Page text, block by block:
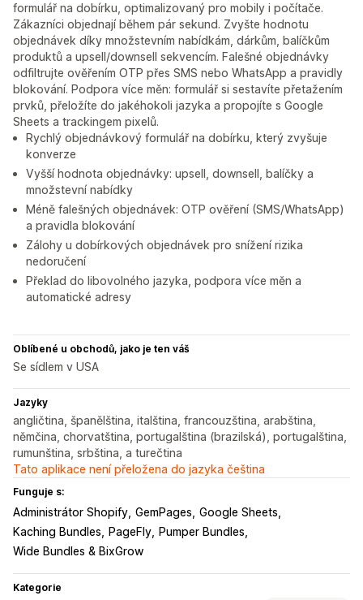
formulář na dobírku, optimalizovaný pro mobily i počítače.
Zákazníci objednají během pár sekund. Zvyšte hodnotu
objednávek díky množstevním nabídkám, dárkům, balíčkům
produktů a upsell/downsell sekvencím. Falešné objednávky
odfiltrujte ověřením OTP přes SMS nebo WhatsApp a pravidly
blokování. Podpora více měn: formulář si sestavíte přetažením
prvků, přeložíte do jakéhokoli jazyka a propojíte s Google
Sheets a trackingem pixelů.
Rychlý objednávkový formulář na dobírku, který zvyšuje
konverze
Vyšší hodnota objednávky: upsell, downsell, balíčky a
množstevní nabídky
Méně falešných objednávek: OTP ověření (SMS/WhatsApp)
a pravidla blokování
Zálohy u dobírkových objednávek pro snížení rizika
nedoručení
Překlad do libovolného jazyka, podpora více měn a
automatické adresy
Oblíbené u obchodů, jako je ten váš
Se sídlem v USA
Jazyky
angličtina, španělština, italština, francouzština, arabština,
němčina, chorvatština, portugalština (brazilská), portugalština,
rumunština, srbština, a turečtina
Tato aplikace není přeložena do jazyka čeština
Funguje s:
Administrátor Shopify GemPages Google Sheets
Kaching Bundles
PageFly
Pumper Bundles
Wide Bundles & BixGrow
Kategorie